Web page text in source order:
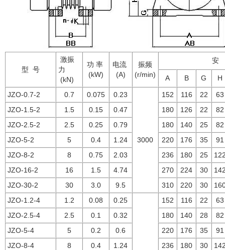
型 号
激振
力
(kN)
功 率
(kW)
电流
(A)
振频
(r/min)
A B G H
JZO-0.7-2 0.7 0.075 0.23
3000
152 116 22
63
JZO-1.5-2
1.5 0.15 0.47 180 126 22
82
JZO-2.5-2
2.5 0.25 0.79 180 140 25
82
JZO-5-2
5 0.4 1.24 220 176 35
91
JZO-8-2
8 0.75 2.03 236 180 25
JZO-16-2
16 1.5 4.74 270 224 30
JZO-30-2
30 3.0 9.5 310 220 30
JZO-1.2-4
1.2 0.08 0.25 152 116 22
63
JZO-2.5-4
2.5 0.1 0.32 180 140 28
82
JZO-5-4
5 0.2 0.6 220 176 35
91
JZO-8-4
8 0.4 1.24 236 180 30